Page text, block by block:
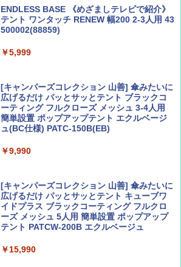
AIRLINE（エアライン）2026年9月号【特
集】ボーイング110周年を祝して！
￥1,760
ァキア 2026～2027 地球の歩き方A ヨーロッ
￥2,277
新しい日本地理 地図・統計・移動から読み
解く (講談社現代新書)
￥1,540
ENDLESS BASE 《めざましテレビで紹介》
テント ワンタッチ RENEW 幅200 2-3人用 43
500002(88859)
￥5,999
[キャンパーズコレクション 山善] 傘みたいに
広げるだけ パッとサッとテント ブラックコ
ーティング フルクローズ メッシュ 3-4人用
簡単設置 ポップアップテント エクルベージ
ュ(BC仕様) PATC-150B(EB)
￥9,990
[キャンパーズコレクション 山善] 傘みたいに
広げるだけ パッとサッとテント キューブワ
イドプラス ブラックコーティング フルクロ
ーズ メッシュ 5人用 簡単設置 ポップアップ
テント PATCW-200B エクルベージュ
￥15,990